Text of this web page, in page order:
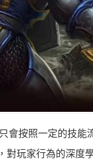
會按照一定的技
對玩家行為的深度